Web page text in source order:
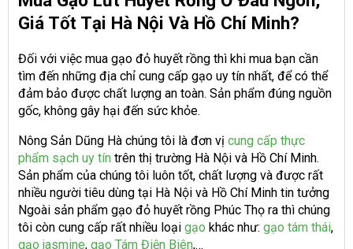
Giá Tốt Tại Hà Nội Và Hồ Chí Minh?
Đối với việc mua gạo đỏ huyết rồng thì khi mua bạn cần
tìm đến những địa chỉ cung cấp gạo uy tín nhất, để có thể
đảm bảo được chất lượng an toàn. Sản phẩm đúng nguồn
gốc, không gây hại đến sức khỏe.
Nông Sản Dũng Hà chúng tôi là đơn vị cung cấp thực
phẩm sạch uy tín trên thị trường Hà Nội và Hồ Chí Minh.
Sản phẩm của chúng tôi luôn tốt, chất lượng và được rất
nhiều người tiêu dùng tại Hà Nội và Hồ Chí Minh tin tưởng
Ngoài sản phẩm gạo đỏ huyết rồng Phúc Thọ ra thì chúng
tôi còn cung cấp rất nhiều loại gạo khác như: gạo tám thái,
gạo jasmine, gạo Tám Điện Biên,…